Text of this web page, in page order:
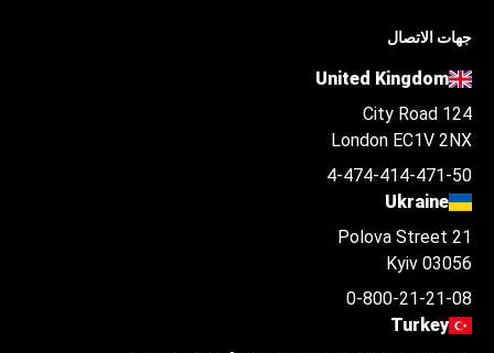
جهات الاتصال
United Kingdom
124 City Road
London EC1V 2NX
4-474-414-471-50
Ukraine
Polova Street 21
Kyiv 03056
0-800-21-21-08
Turkey